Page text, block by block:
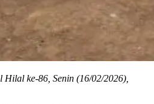
ke-86, Senin (16/02/2026),